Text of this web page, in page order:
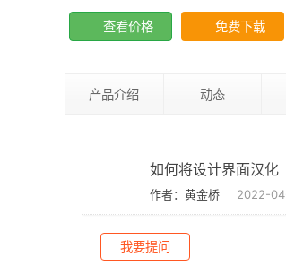
查看价格 免费下载
产品介绍 动态
如何将设计界面汉化
作者：黄金桥 2022-
我要提问